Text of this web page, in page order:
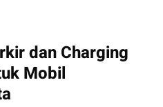
dan Charging
Mobil